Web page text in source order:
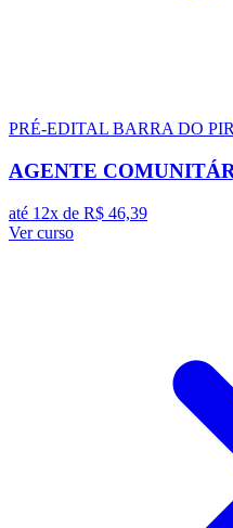
PRÉ-EDITAL BARRA DO
AGENTE
até 12x de R$ 46,39
Ver curso